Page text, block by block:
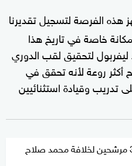
هذه الفرصة لتسجيل تقديرنا
خاصة في تاريخ هذا
ليفربول لتحقيق لقب الدوري
أكثر روعة لأنه تحقق في
تدريب وقيادة استثنائيين